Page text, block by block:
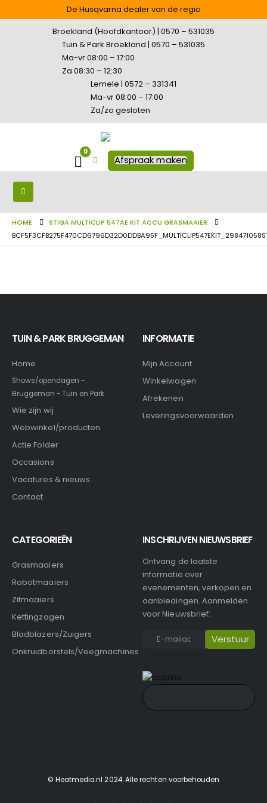
De Husqvarna dealer van de regio
Broekland (Hoofdkantoor) | 0570 – 531035
Tuin & Park Broekland | 0570 – 531035
Ma-vr 08:00 – 17:00
Za 08:30 – 12:30
Lemele | 0572 – 331341
Ma-vr 08:00 – 17:00
Za/zo gesloten
Winkelwagen
0
Afspraak maken
HOME
STIGA MULTICLIP 547AE KIT ACCU GRASMAAIER
TUIN & PARK BRUGGEMAN
Home
Shows/opendagen -
Bruggeman - Tuin en Park
Wie zijn wij
Webwinkel/producten
Actie Folder
Occasions
Vacatures & nieuws
Contact
INFORMATIE
Mijn Account
Winkelwagen
Afrekenen
Leveringsvoorwaarden
CATEGORIEËN
Grasmaaiers
Robotmaaiers
Zitmaaiers
Kettingzagen
Bladblazers/Zuigers
Onkruidborstels/Veegmachines
INSCHRIJVEN NIEUWSBRIEF
Ontvang de laatste
informatie over
evenementen, verkopen en
aanbiedingen. Aanmelden
voor Nieuwsbrief:
© Heatmedia.nl 2024. Alle rechten voorbehouden